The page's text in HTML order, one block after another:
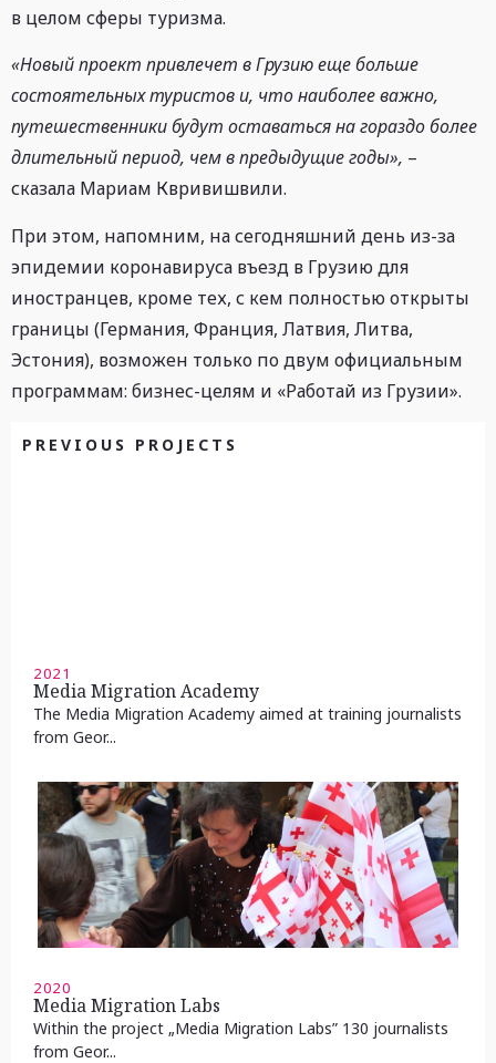
в целом сферы туризма.
«Новый проект привлечет в Грузию еще больше
состоятельных туристов и, что наиболее важно,
путешественники будут оставаться на гораздо более
длительный период, чем в предыдущие годы», –
сказала Мариам Квривишвили.
При этом, напомним, на сегодняшний день из-за
эпидемии коронавируса въезд в Грузию для
иностранцев, кроме тех, с кем полностью открыты
границы (Германия, Франция, Латвия, Литва,
Эстония), возможен только по двум официальным
программам: бизнес-целям и «Работай из Грузии».
PREVIOUS PROJECTS
2021
Media Migration Academy
The Media Migration Academy aimed at training journalists
from Geor...
2020
Media Migration Labs
Within the project „Media Migration Labs” 130 journalists
from Geor...